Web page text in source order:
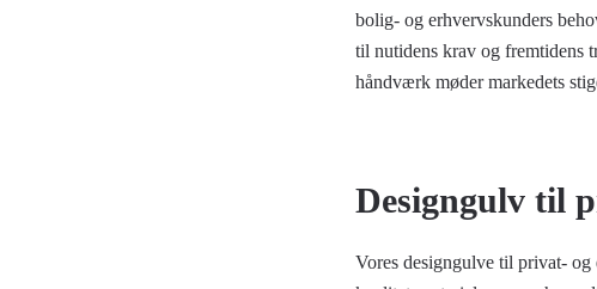
bolig- og erhvervskunders
til nutidens krav og fremtidens
håndværk møder markedets
Designgulv til
Vores designgulve til privat-